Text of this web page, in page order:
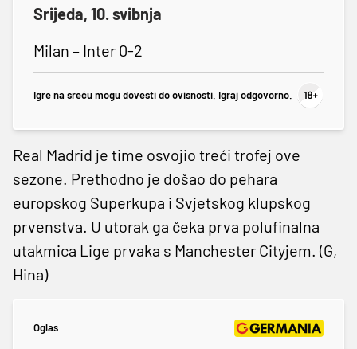
Srijeda, 10. svibnja
Milan – Inter 0-2
Igre na sreću mogu dovesti do ovisnosti. Igraj odgovorno.
Real Madrid je time osvojio treći trofej ove
sezone. Prethodno je došao do pehara
europskog Superkupa i Svjetskog klupskog
prvenstva. U utorak ga čeka prva polufinalna
utakmica Lige prvaka s Manchester Cityjem. (G,
Hina)
Oglas